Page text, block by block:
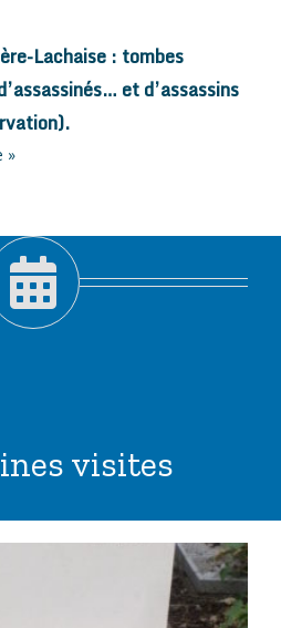
Lachaise : tombes
et d’assassins
»
visites